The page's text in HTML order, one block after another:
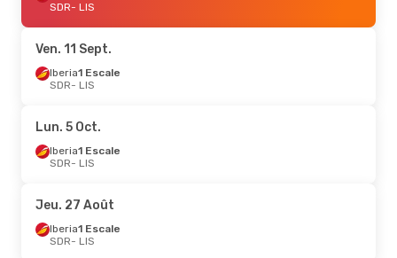
SDR- LIS
LIS- SDR
Jeu. 20 Août- Dim. 23 Août
Iberia1 Escale
LIS - SDR
SDR- LIS
Ven. 11 Sept.
Iberia1 Escale
SDR- LIS
Lun. 5 Oct.
Iberia1 Escale
SDR- LIS
Jeu. 27 Août
Iberia1 Escale
SDR- LIS